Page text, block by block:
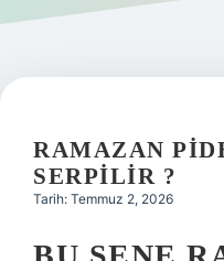
Gizlilik Politikası
Yasal Uyarı
RAMAZAN
SERPILIR ?
Tarih: Temmuz 2, 2026